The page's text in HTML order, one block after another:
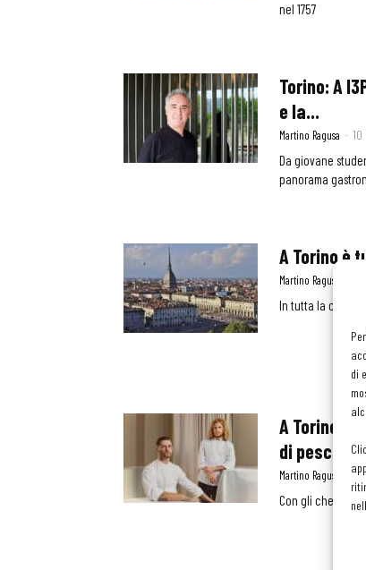
di
nel 1757
Torino: A
e la...
Martino Ragusa - 10
Da giovane
panorama
A Torino è
Martino Ragusa
In tutta la città,
A Torino
di pesce
Martino Ragusa 17
Con gli chef